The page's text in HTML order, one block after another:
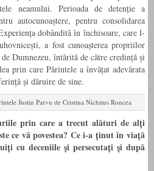
neamului. Perioada de detenție a
autocunoaștere, pentru consolidarea
dobândită în închisoare, care l-
a fost cunoașterea propriilor
Dumnezeu, întărită de către credință și
prin care Părintele a învățat adevărata
și dăruire de sine.
Justin Parvu de Cristina Nichitus Roncea
prin care a trecut alături de alți
ce vă povestea? Ce i-a ținut în viață
cu deceniile și persecutați și după